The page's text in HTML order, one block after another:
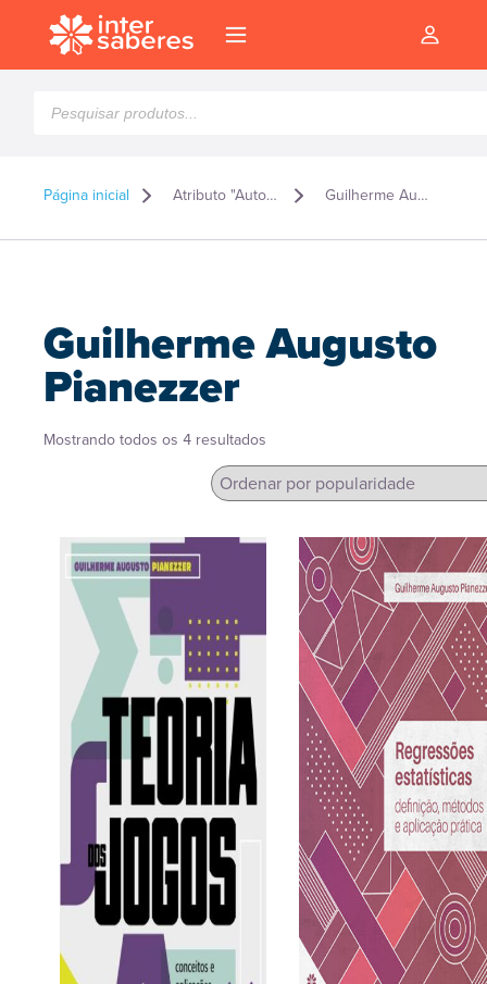
produtos
Página inicial Atributo "Autor" de produto Guilherme Augusto Pianezzer
Guilherme Augusto
Pianezzer
Mostrando todos os 4 resultados
popularidade